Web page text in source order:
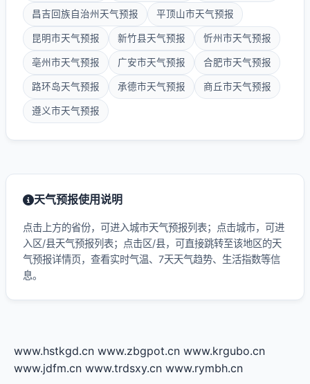
昌吉回族自治州天气预报 平顶山市天气预报
昆明市天气预报 新竹县天气预报 忻州市天气预报
亳州市天气预报 广安市天气预报 合肥市天气预报
路环岛天气预报 承德市天气预报 商丘市天气预报
遵义市天气预报
天气预报使用说明
点击上方的省份，可进入城市天气预报列表；点击城市，可进
入区/县天气预报列表；点击区/县，可直接跳转至该地区的天
气预报详情页，查看实时气温、7天天气趋势、生活指数等信
息。
www.hstkgd.cn www.zbgpot.cn www.krgubo.cn
www.jdfm.cn www.trdsxy.cn www.rymbh.cn